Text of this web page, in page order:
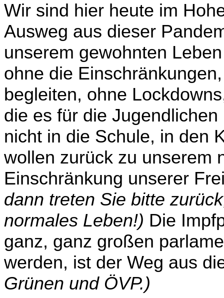
Wir sind hier heute im
Ausweg aus dieser
unserem gewohnten
ohne die
begleiten, ohne
die es für die
nicht in die Schule, in den
wollen zurück zu unserem
Einschränkung unserer
dann treten Sie bitte
normales Leben!) Die
ganz, ganz großen
werden, ist der Weg aus
Grünen und ÖVP.)